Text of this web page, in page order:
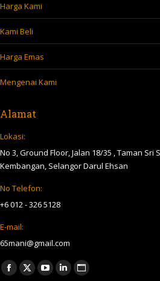
Harga Kami
Kami Beli
Harga Emas
Mengenai Kami
Alamat
Lokasi:
No 3, Ground Floor, Jalan 18/35 , Taman Sri
Kembangan, Selangor Darul Ehsan
No Telefon:
+6 012 - 326 5128
E-mail:
65mani@gmail.com
Find us on:
Facebook
X
YouTube
LinkedinWebsite